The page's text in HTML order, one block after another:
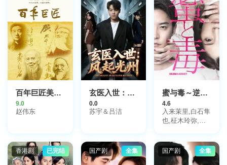
百年巨匠美术篇第一季
9.0
赵伟东
玄医入世：风起光州
0.0
苏宇＆吕洁
蜜与毒～逆恨的复仇
4.6
入来茉里,白石隼
也,柾木玲弥,大
本谦次郎,田中洸
希,神尾佑
香港剧 已完结 国产剧 全集 国产剧 全集